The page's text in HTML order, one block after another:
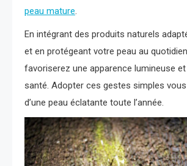
peau mature
En intégrant des produits naturels
et en protégeant votre peau au
favoriserez une apparence lumineuse
santé. Adopter ces gestes simples
d’une peau éclatante toute l’année.